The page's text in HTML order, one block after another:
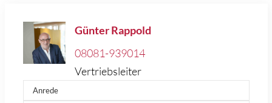
Günter Rappold
08081-939014
Vertriebsleiter